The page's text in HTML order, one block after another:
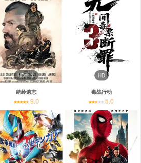
HD中字
绝岭遗志
9.0
HD
毒战行动
5.0